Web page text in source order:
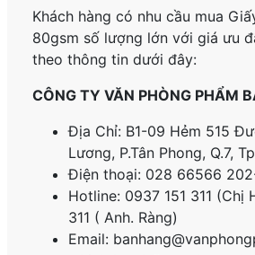
Khách hàng có nhu cầu mua
80gsm số lượng lớn với giá ưu
theo thông tin dưới đây:
CÔNG TY VĂN PHÒNG PHẨM
Địa Chỉ: B1-09 Hẻm 515
Lương, P.Tân Phong, Q.7,
Điện thoại: 028 66566
Hotline: 0937 151 311 (Chị
311 ( Anh. Ràng)
Email: